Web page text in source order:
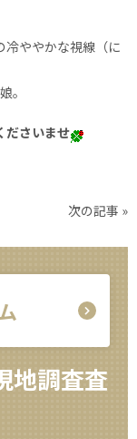
冷ややかな視線（に
。
ださいませ
次の記事 »
地調査査